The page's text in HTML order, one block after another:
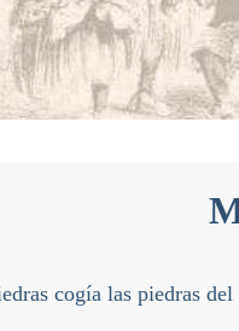
cogía las piedras